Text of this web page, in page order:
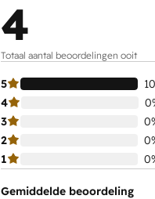
4
Totaal aantal beoordelingen ooit
5
4
3
2
1
Gemiddelde beoordeling